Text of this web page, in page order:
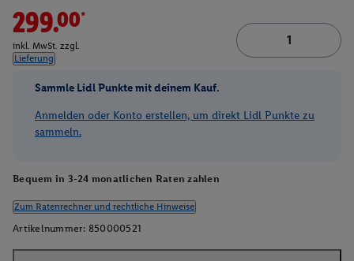
299.00*
inkl. MwSt. zzgl.
Lieferung
Sammle Lidl Punkte mit deinem Kauf.
Anmelden oder Konto erstellen, um direkt Lidl Punkte zu
sammeln.
Bequem in 3-24 monatlichen Raten zahlen
Zum Ratenrechner und rechtliche Hinweise
Artikelnummer: 850000521